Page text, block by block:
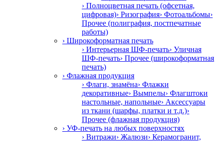
› Полноцветная печать (офсетная,
цифровая)› Ризография› Фотоальбомы›
Прочее (полиграфия, постпечатные
работы)
› Широкоформатная печать
› Интерьерная ШФ-печать› Уличная
ШФ-печать› Прочее (широкоформатная
печать)
› Флажная продукция
› Флаги, знамёна› Флажки
декоративные› Вымпелы› Флагштоки
настольные, напольные› Аксессуары
из ткани (шарфы, платки и т.д.)›
Прочее (флажная продукция)
› УФ-печать на любых поверхностях
› Витражи› Жалюзи› Керамогранит,